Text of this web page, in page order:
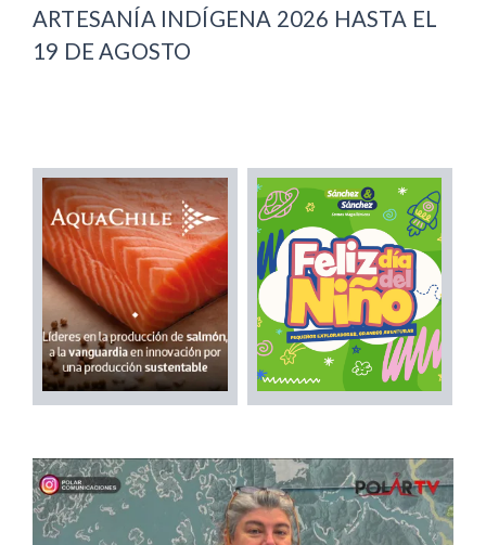
ARTESANÍA INDÍGENA 2026 HASTA EL
19 DE AGOSTO